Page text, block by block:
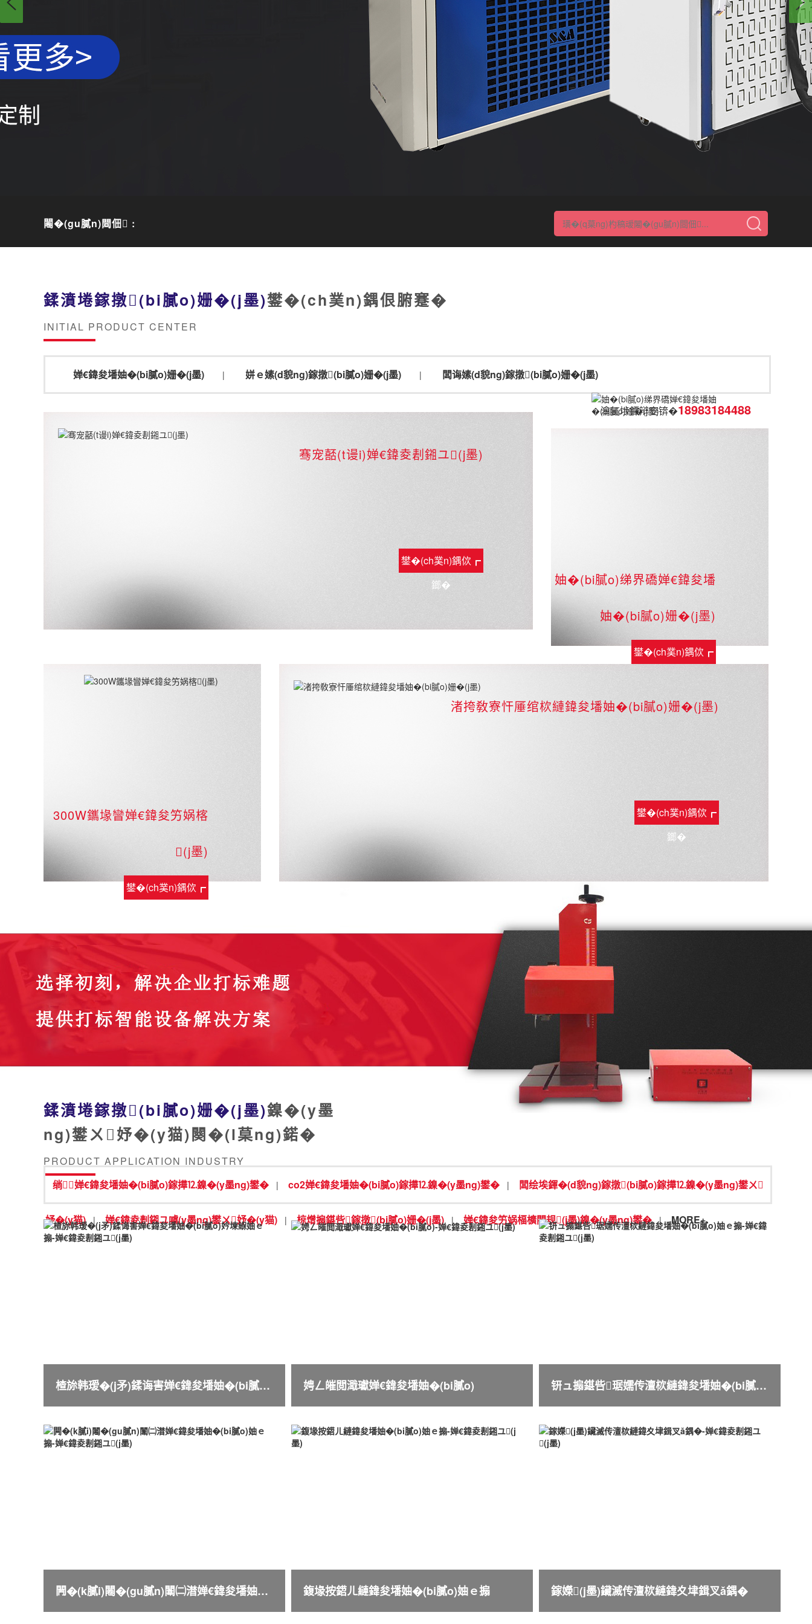
闂�(gu膩n)閸佃 :
鍒濆埢鎵撴(bi膩o)姗�(j墨)鐢�(ch菐n)鍝佷腑蹇�
INITIAL PRODUCT CENTER
婵€鍏夋墦妯�(bi膩o)姗�(j墨) | 姘ｅ嫊(d貌ng)鎵撴(bi膩o)姗�(j墨) | 闆诲嫊(d貌ng)鎵撴(bi膩o)姗�(j墨)
瀹氬埗鐔辩窔锛�18983184488
骞宠嚭(t谩i)婵€鍏夌剨鎺ユ(j墨)
鐢�(ch菐n)鍝佽┏
鎯�
妯�(bi膩o)绨界礄婵€鍏夋墦
妯�(bi膩o)姗�(j墨)
鐢�(ch菐n)鍝佽┏
300W鑴堟矕婵€鍏夋竻娲楁
(j墨)
鐢�(ch菐n)鍝佽┏
渚挎敎寮忓厜绾栨縺鍏夋墦妯�(bi膩o)姗�(j墨)
鐢�(ch菐n)鍝佽┏
鎯�
鍒濆埢鎵撴(bi膩o)姗�(j墨)鎳�(y墨
ng)鐢ㄨ妤�(y猫)闋�(l菒ng)鍩�
PRODUCT APPLICATION INDUSTRY
绱婵€鍏夋墦妯�(bi膩o)鎵撶⒓鎳�(y墨ng)鐢�
| co2婵€鍏夋墦妯�(bi膩o)鎵撶⒓鎳�(y墨ng)鐢� | 闆绘埃鍕�(d貌ng)鎵撴(bi膩o)鎵撶⒓鎳�(y墨ng)鐢ㄨ
妤�(y猫) | 婵€鍏夌剨鎺ユ噳(y墨ng)鐢ㄨ妤�(y猫) | 椋熷搧鍖呰鎵撴(bi膩o)姗�(j墨) | 婵€鍏夋竻娲楅櫎閵规(j墨)鎳�(y墨ng)鐢� | MORE+
楂旀韩瑷�(j矛)鍒诲害婵€鍏夋墦妯�(bi膩o)妗堜緥妯ｅ搧 娉ㄥ皠閲濈瓛婵€鍏夋墦妯�(bi膩o) 钘ュ搧鍖呰琚嬬传澶栨縺鍏夋墦妯�(bi膩o)妯ｅ搧
闁�(k膩i)闂�(gu膩n)闈㈡澘婵€鍏夋墦妯�(bi膩o)妯ｅ搧 鍑堟按鍣ㄦ縺鍏夋墦妯�(bi膩o)妯ｅ搧 鎵嬫(j墨)鑶滅传澶栨縺鍏夊垏鍓叉ǎ鍝�